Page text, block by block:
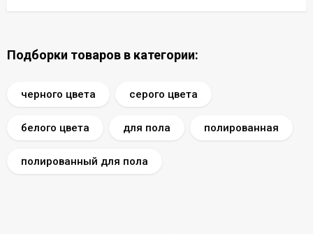
Подборки товаров в категории:
черного цвета серого цвета
белого цвета для пола полированная
полированный для пола